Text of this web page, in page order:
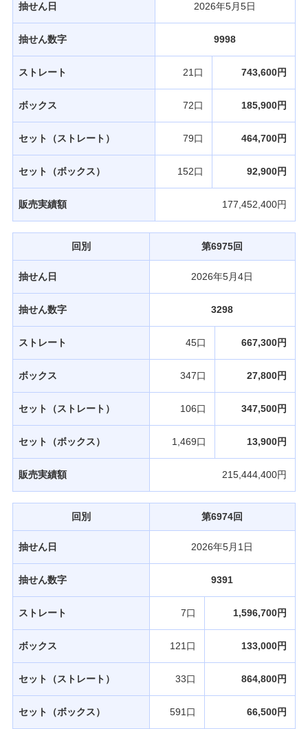
抽せん日 2026年5月5日
抽せん数字 9998
ストレート 21口 743,600円
ボックス 72口 185,900円
セット（ストレート） 79口 464,700円
セット（ボックス） 152口 92,900円
販売実績額 177,452,400円
回別 第6975回
抽せん日 2026年5月4日
抽せん数字 3298
ストレート 45口 667,300円
ボックス 347口 27,800円
セット（ストレート） 106口 347,500円
セット（ボックス） 1,469口 13,900円
販売実績額 215,444,400円
回別 第6974回
抽せん日 2026年5月1日
抽せん数字 9391
ストレート 7口 1,596,700円
ボックス 121口 133,000円
セット（ストレート） 33口 864,800円
セット（ボックス） 591口 66,500円